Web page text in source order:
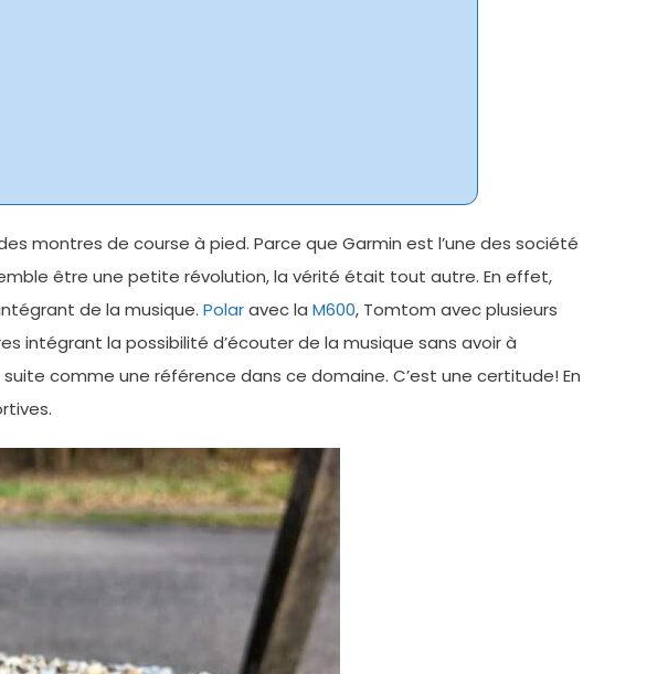
montres de course à pied. Parce que Garmin est l’une des société
être une petite révolution, la vérité était tout autre. En effet,
de la musique. Polaravec la M600, Tomtom avec plusieurs
intégrant la possibilité d’écouter de la musique sans avoir à
comme une référence dans ce domaine. C’est une certitude! En